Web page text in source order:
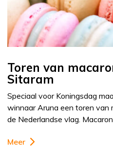
Toren van
Sitaram
Speciaal voor Koningsdag
winnaar Aruna een toren van
de Nederlandse vlag.
Meer